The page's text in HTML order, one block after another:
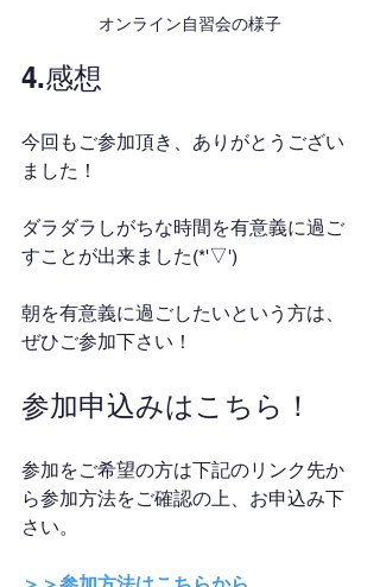
オンライン自習会の様子
4.感想
今回もご参加頂き、ありがとうござい
ました！
ダラダラしがちな時間を有意義に過ご
すことが出来ました(*'▽')
朝を有意義に過ごしたいという方は、
ぜひご参加下さい！
参加申込みはこちら！
参加をご希望の方は下記のリンク先か
ら参加方法をご確認の上、お申込み下
さい。